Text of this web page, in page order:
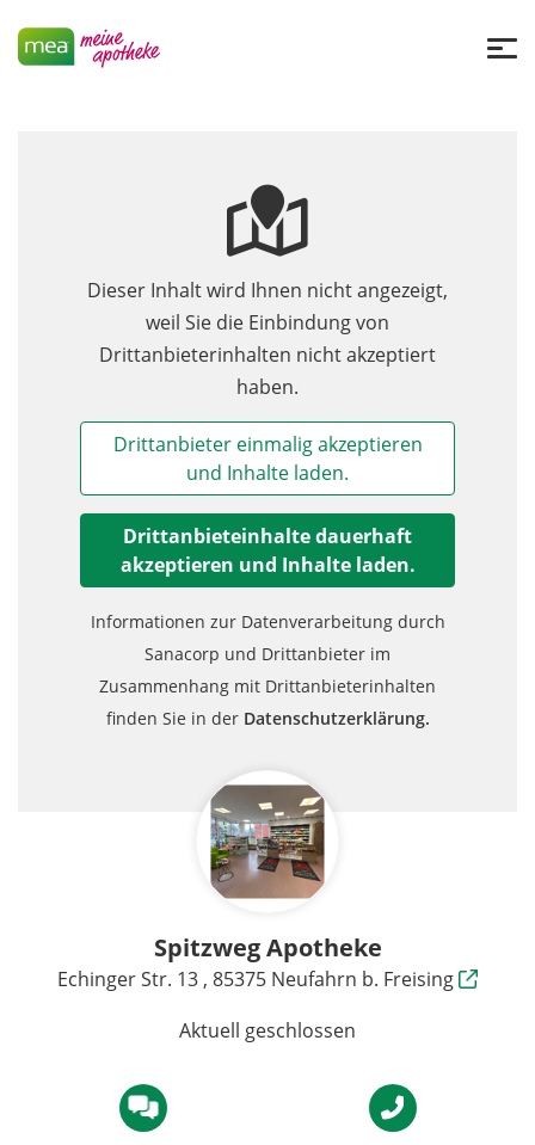
Dieser Inhalt wird Ihnen nicht angezeigt,
weil Sie die Einbindung von
Drittanbieterinhalten nicht akzeptiert
haben.
Drittanbieter einmalig akzeptieren
und Inhalte laden.
Drittanbieteinhalte dauerhaft
akzeptieren und Inhalte laden.
Informationen zur Datenverarbeitung durch
Sanacorp und Drittanbieter im
Zusammenhang mit Drittanbieterinhalten
finden Sie in der Datenschutzerklärung.
Spitzweg Apotheke
Echinger Str. 13 , 85375 Neufahrn b. Freising
Aktuell geschlossen